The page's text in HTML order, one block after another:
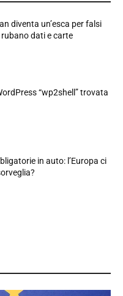
diventa un’esca per falsi
dati e carte
“wp2shell” trovata
in auto: l’Europa ci